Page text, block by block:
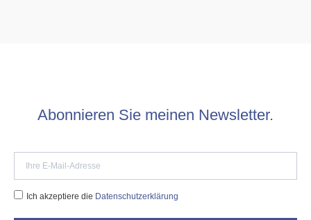
Abonnieren Sie meinen Newsletter.
Ich akzeptiere die Datenschutzerklärung